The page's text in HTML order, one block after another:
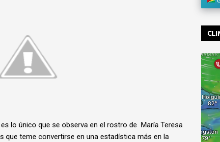
lo único que se observa en el rostro de María Teresa
que teme convertirse en una estadística más en la